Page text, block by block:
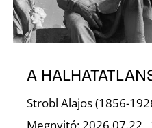
A
Strobl Alajos (1856-